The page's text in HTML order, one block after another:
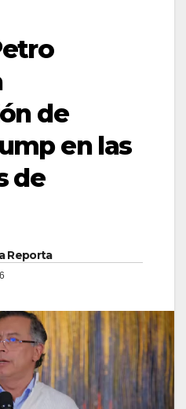
de
en las
de
Reporta